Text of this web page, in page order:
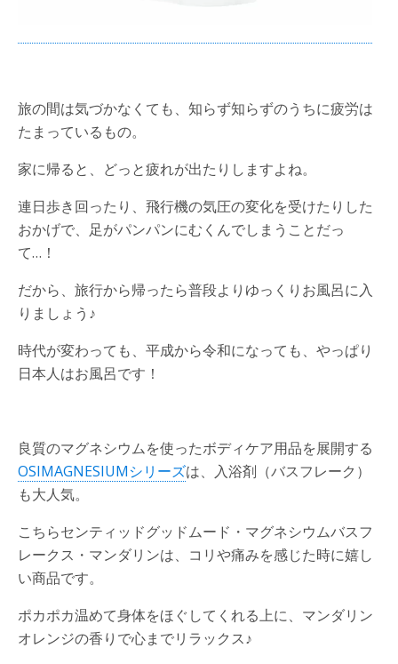
旅の間は気づかなくても、知らず知らずのうちに疲労は
たまっているもの。
家に帰ると、どっと疲れが出たりしますよね。
連日歩き回ったり、飛行機の気圧の変化を受けたりした
おかげで、足がパンパンにむくんでしまうことだっ
て…！
だから、旅行から帰ったら普段よりゆっくりお風呂に入
りましょう♪
時代が変わっても、平成から令和になっても、やっぱり
日本人はお風呂です！
良質のマグネシウムを使ったボディケア用品を展開する
OSIMAGNESIUMシリーズは、入浴剤（バスフレーク）
も大人気。
こちらセンティッドグッドムード・マグネシウムバスフ
レークス・マンダリンは、コリや痛みを感じた時に嬉し
い商品です。
ポカポカ温めて身体をほぐしてくれる上に、マンダリン
オレンジの香りで心までリラックス♪